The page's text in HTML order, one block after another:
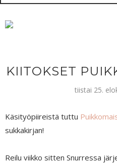
KIITOKSET
tiistai 25.
Käsityöpiireistä tuttu
sukkakirjan!
Reilu viikko sitten Snurressa